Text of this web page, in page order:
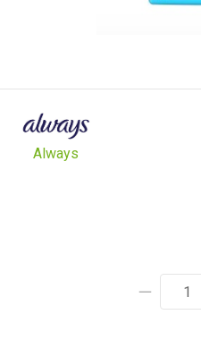
Always